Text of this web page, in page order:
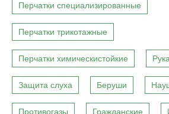
Перчатки специализированные
Перчатки трикотажные
Перчатки химическистойкие
Защита слуха Беруши
Противогазы Гражданские